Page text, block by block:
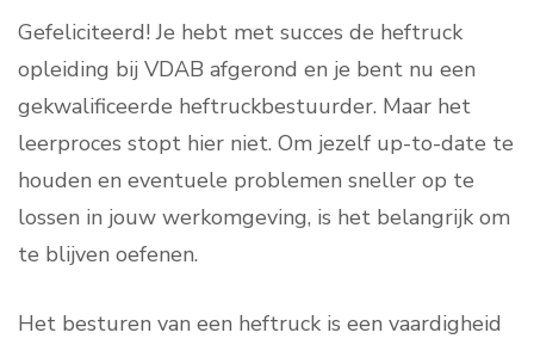
Gefeliciteerd! Je hebt met succes de heftruck
opleiding bij VDAB afgerond en je bent nu een
gekwalificeerde heftruckbestuurder. Maar het
leerproces stopt hier niet. Om jezelf up-to-date te
houden en eventuele problemen sneller op te
lossen in jouw werkomgeving, is het belangrijk om
te blijven oefenen.
Het besturen van een heftruck is een vaardigheid